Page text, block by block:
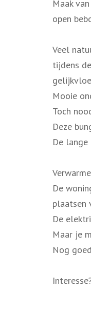
Maak
open
Veel
tijdens
Mooie
Toch
Deze
De
De
plaatsen
De
Maar je
Nog